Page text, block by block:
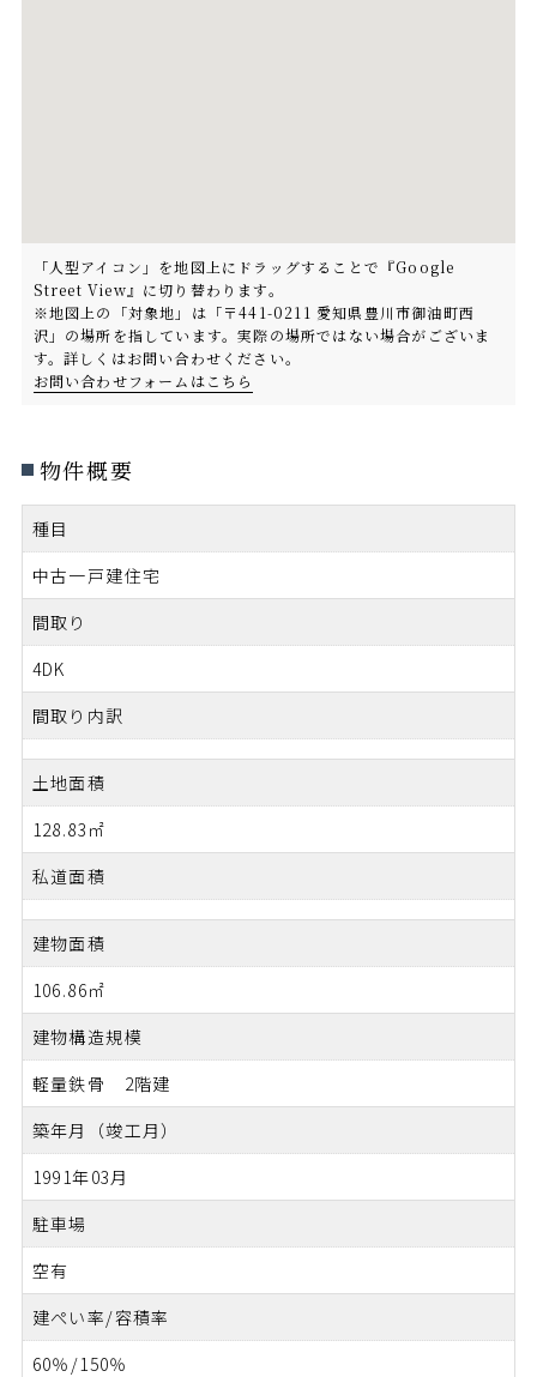
「人型アイコン」を地図上にドラッグすることで『Google
Street View』に切り替わります。
※地図上の「対象地」は「〒441-0211 愛知県豊川市御油町西
沢」の場所を指しています。実際の場所ではない場合がございま
す。詳しくはお問い合わせください。
お問い合わせフォームはこちら
物件概要
種目
中古一戸建住宅
間取り
4DK
間取り内訳
土地面積
128.83㎡
私道面積
建物面積
106.86㎡
建物構造規模
軽量鉄骨 2階建
築年月（竣工月）
1991年03月
駐車場
空有
建ぺい率/容積率
60％/150％